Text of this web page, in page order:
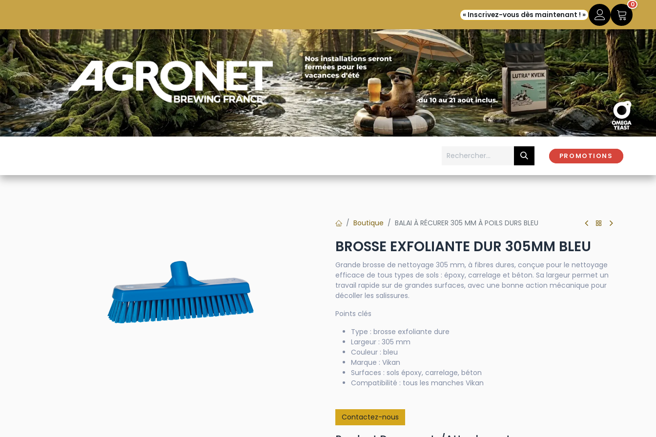
« Inscrivez-vous dès maintenant ! »
0
PROMOTIONS
Boutique BALAI À RÉCURER 305 MM À POILS DURS BLEU
BROSSE EXFOLIANTE DUR 305MM BLEU
Grande brosse de nettoyage 305 mm, à fibres dures, conçue pour le nettoyage
efficace de tous types de sols : époxy, carrelage et béton. Sa largeur permet un
travail rapide sur de grandes surfaces, avec une bonne action mécanique pour
décoller les salissures.
Points clés
Type : brosse exfoliante dure
Largeur : 305 mm
Couleur : bleu
Marque : Vikan
Surfaces : sols époxy, carrelage, béton
Compatibilité : tous les manches Vikan
Contactez-nous